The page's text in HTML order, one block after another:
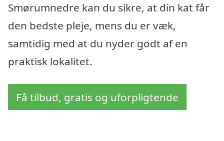
Smørumnedre kan du sikre, at din kat får
den bedste pleje, mens du er væk,
samtidig med at du nyder godt af en
praktisk lokalitet.
Få tilbud, gratis og uforpligtende